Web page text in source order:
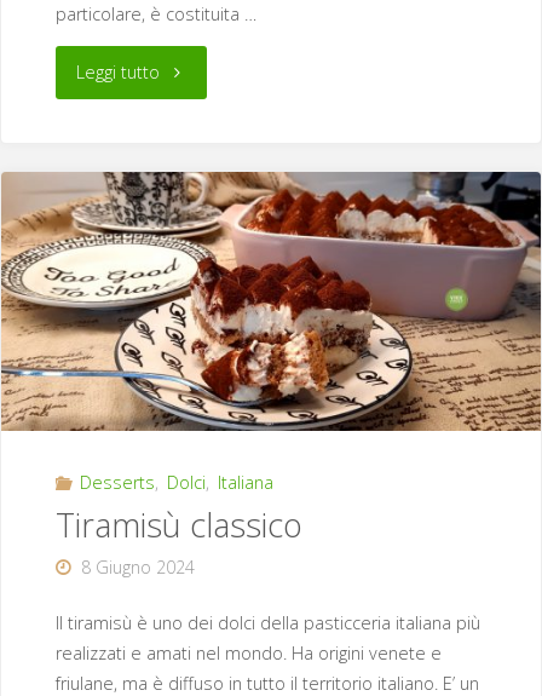
particolare, è costituita …
Leggi tutto"Torta
forno
al
pistacchio"
Desserts, Dolci, Italiana
Tiramisù classico
8 Giugno 2024
Il tiramisù è uno dei dolci della pasticceria italiana più
realizzati e amati nel mondo. Ha origini venete e
friulane, ma è diffuso in tutto il territorio italiano. E’ un